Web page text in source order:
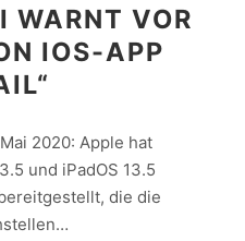
WARNT VOR
IOS-APP
2020: Apple hat
und iPadOS 13.5
die die